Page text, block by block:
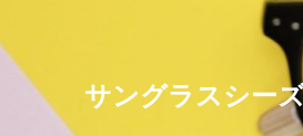
サングラスシー